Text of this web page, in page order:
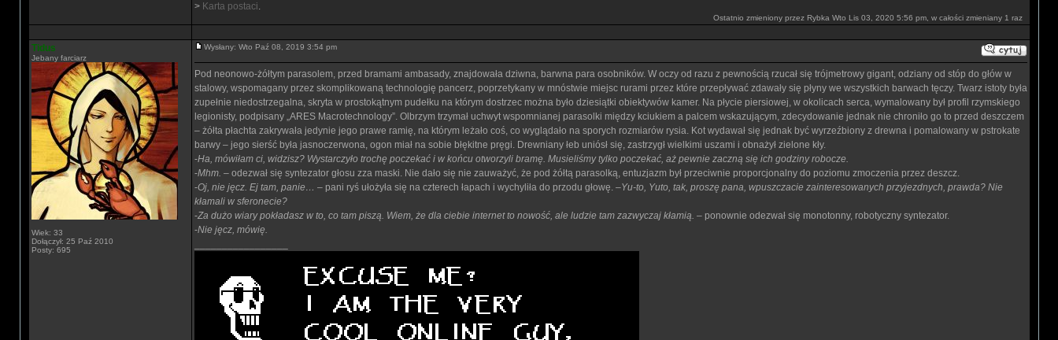
> Karta postaci.
Ostatnio zmieniony przez Rybka Wto Lis 03, 2020 5:56 pm, w całości zmieniany 1 raz
Tidus
Jebany farciarz
Wiek: 33
Dołączył: 25 Paź 2010
Posty: 695
Wysłany: Wto Paź 08, 2019 3:54 pm
Pod neonowo-żółtym parasolem, przed bramami ambasady, znajdowała dziwna, barwna para osobników. W oczy od razu z pewnością rzucał się trójmetrowy gigant, odziany od stóp do głów w
stalowy, wspomagany przez skomplikowaną technologię pancerz, poprzetykany w mnóstwie miejsc rurami przez które przepływać zdawały się płyny we wszystkich barwach tęczy. Twarz istoty była
zupełnie niedostrzegalna, skryta w prostokątnym pudełku na którym dostrzec można było dziesiątki obiektywów kamer. Na płycie piersiowej, w okolicach serca, wymalowany był profil rzymskiego
legionisty, podpisany „ARES Macrotechnology”. Olbrzym trzymał uchwyt wspomnianej parasolki między kciukiem a palcem wskazującym, zdecydowanie jednak nie chroniło go to przed deszczem
– żółta płachta zakrywała jedynie jego prawe ramię, na którym leżało coś, co wyglądało na sporych rozmiarów rysia. Kot wydawał się jednak być wyrzeźbiony z drewna i pomalowany w pstrokate
barwy – jego sierść była jasnoczerwona, ogon miał na sobie błękitne pręgi. Drewniany łeb uniósł się, zastrzygł wielkimi uszami i obnażył zielone kły.
-Ha, mówiłam ci, widzisz? Wystarczyło trochę poczekać i w końcu otworzyli bramę. Musieliśmy tylko poczekać, aż pewnie zaczną się ich godziny robocze.
-Mhm. – odezwał się syntezator głosu zza maski. Nie dało się nie zauważyć, że pod żółtą parasolką, entuzjazm był przeciwnie proporcjonalny do poziomu zmoczenia przez deszcz.
-Oj, nie jęcz. Ej tam, panie… – pani ryś ułożyła się na czterech łapach i wychyliła do przodu głowę. –Yu-to, Yuto, tak, proszę pana, wpuszczacie zainteresowanych przyjezdnych, prawda? Nie
kłamali w sferonecie?
-Za dużo wiary pokładasz w to, co tam piszą. Wiem, że dla ciebie internet to nowość, ale ludzie tam zazwyczaj kłamią. – ponownie odezwał się monotonny, robotyczny syntezator.
-Nie jęcz, mówię.